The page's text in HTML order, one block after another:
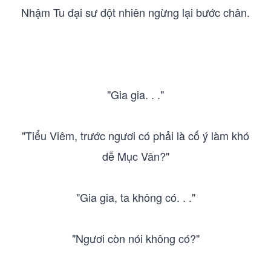
Nhậm Tu đại sư đột nhiên ngừng lại bước chân.
"Gia gia. . ."
"Tiểu Viêm, trước ngươi có phải là cố ý làm khó
dễ Mục Vân?"
"Gia gia, ta không có. . ."
"Ngươi còn nói không có?"